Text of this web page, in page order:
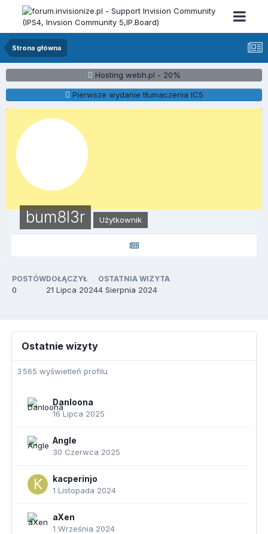
Strona główna
Hosting webh.pl - 20%
Pierwsze wydanie tłumaczenia IC5
bum8l3r Użytkownik
POSTÓW
0
DOŁĄCZYŁ
21 Lipca 2024
OSTATNIA WIZYTA
4 Sierpnia 2024
Ostatnie wizyty
3 565 wyświetleń profilu
Danloona
16 Lipca 2025
Angle
30 Czerwca 2025
kacperinjo
1 Listopada 2024
aXen
1 Września 2024